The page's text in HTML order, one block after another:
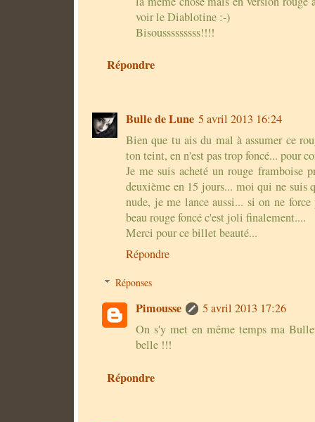
voir le Diablotine :-)
Bisousssssssss!!!!
Répondre
Bulle de Lune 5 avril 2013 16:24
Bien que tu ais du mal à assumer ce
ton teint, en n'est pas trop foncé... pour
Je me suis acheté un rouge framboise
deuxième en 15 jours... moi qui ne suis
nude, je me lance aussi... si on ne
beau rouge foncé c'est joli finalement....
Merci pour ce billet beauté...
Répondre
Réponses
Pimousse
5 avril 2013 17:26
On s'y met en même temps ma
belle !!!
Répondre